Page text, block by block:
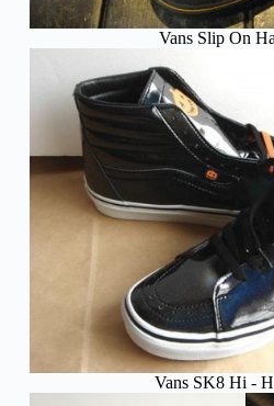
Vans Slip On
Vans SK8 Hi -